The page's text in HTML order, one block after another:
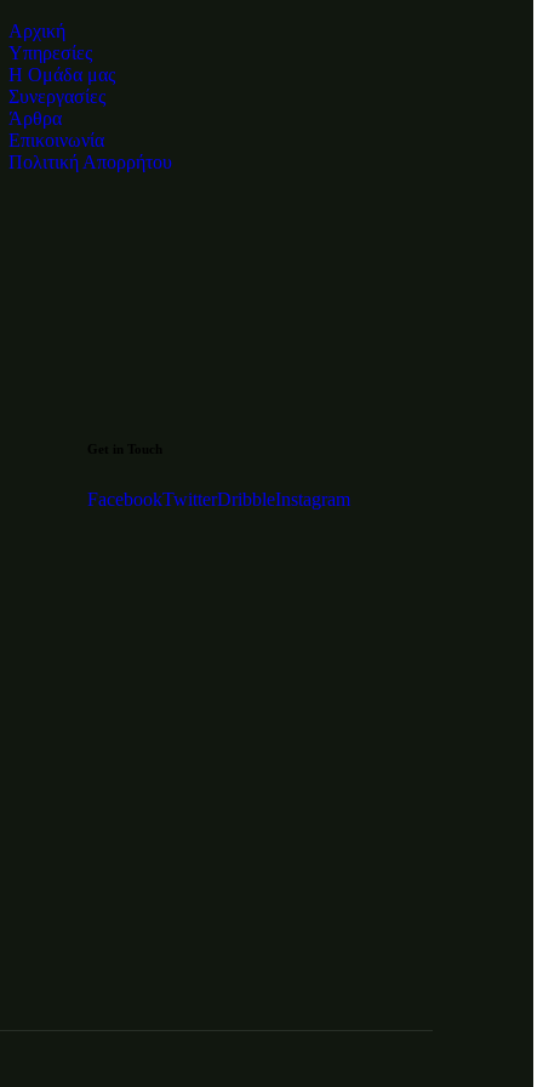
Αρχική
Υπηρεσίες
Η Ομάδα μας
Συνεργασίες
Άρθρα
Επικοινωνία
Πολιτική Απορρήτου
FacebookTwitterDribbleInstagram